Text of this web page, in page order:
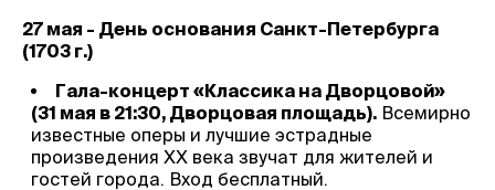
27 мая - День основания Санкт-Петербурга
(1703 г.)
Гала-концерт «Классика на Дворцовой»
(31 мая в 21:30, Дворцовая площадь). Всемирно
известные оперы и лучшие эстрадные
произведения ХХ века звучат для жителей и
гостей города. Вход бесплатный.